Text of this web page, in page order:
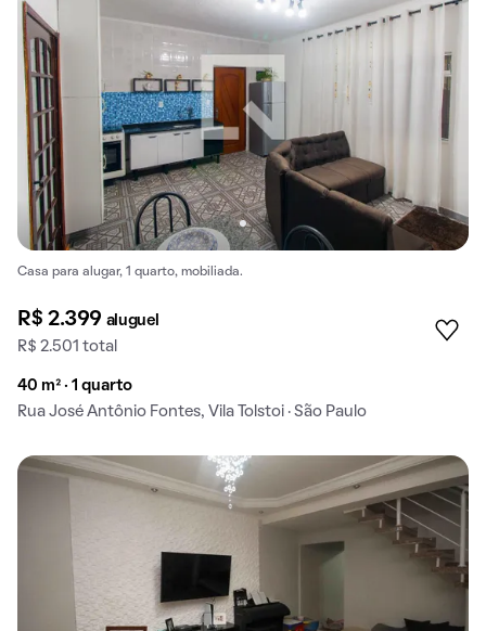
Casa para alugar, 1 quarto, mobiliada.
R$ 2.399 aluguel
R$ 2.501 total
40 m² · 1 quarto
Rua José Antônio Fontes, Vila Tolstoi · São Paulo